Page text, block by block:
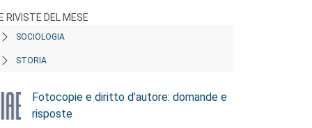
RIVISTE DEL MESE
SOCIOLOGIA
STORIA
Fotocopie e diritto d’autore: domande e
risposte